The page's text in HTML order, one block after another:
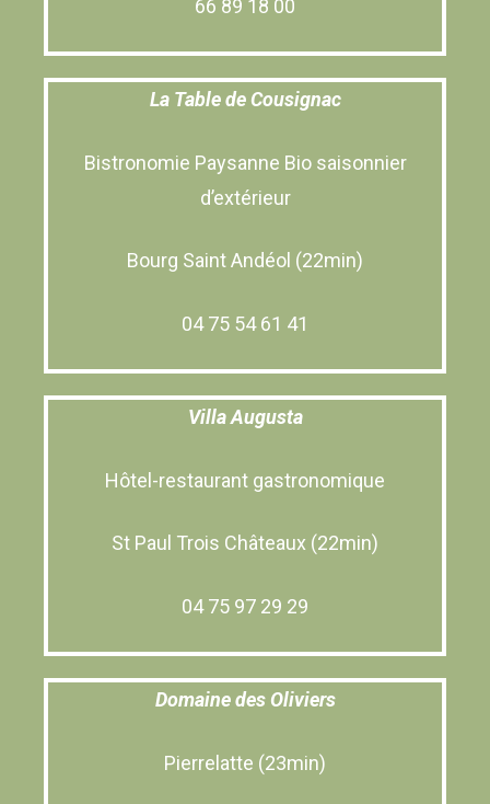
66 89 18 00
La Table de Cousignac
Bistronomie Paysanne Bio saisonnier
d’extérieur
Bourg Saint Andéol (22min)
04 75 54 61 41
Villa Augusta
Hôtel-restaurant gastronomique
St Paul Trois Châteaux (22min)
04 75 97 29 29
Domaine des Oliviers
Pierrelatte (23min)